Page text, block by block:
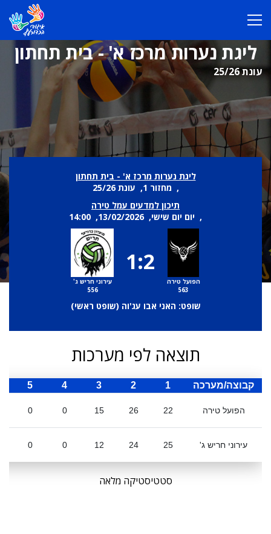
ליגת נערות מרכז א' - בית תחתון
עונת 25/26
ליגת נערות מרכז א' - בית תחתון
, מחזור 1, עונת 25/26
תיכון למדעים עמל טירה
, יום יום שישי, 13/02/2026, 14:00
הפועל טירה
563
1:2
עירוני חריש ג'
556
שופט: האני אבו עג'וה (שופט ראשי)
תוצאה לפי מערכות
קבוצה/מערכה 1
2
3
4
5
הפועל טירה 22
26
15
0
0
עירוני חריש ג' 25
24
12
0
0
סטטיסטיקה מלאה